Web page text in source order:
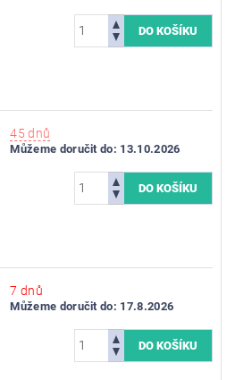
45 dnů
Můžeme doručit do: 13.10.2026
7 dnů
Můžeme doručit do: 17.8.2026